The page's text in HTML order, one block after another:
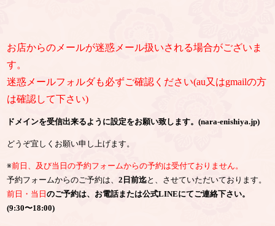
お店からのメールが迷惑メール扱いされる場合がございま
す。
迷惑メールフォルダも必ずご確認ください(au又はgmailの方
は確認して下さい)
ドメインを受信出来るように設定をお願い致します。(nara-enishiya.jp)
どうぞ宜しくお願い申し上げます。
※前日、及び当日の予約フォームからの予約は受付ておりません。
予約フォームからのご予約は、2日前迄と、させていただいております。
前日・当日のご予約は、お電話または公式LINEにてご連絡下さい。
(9:30〜18:00)